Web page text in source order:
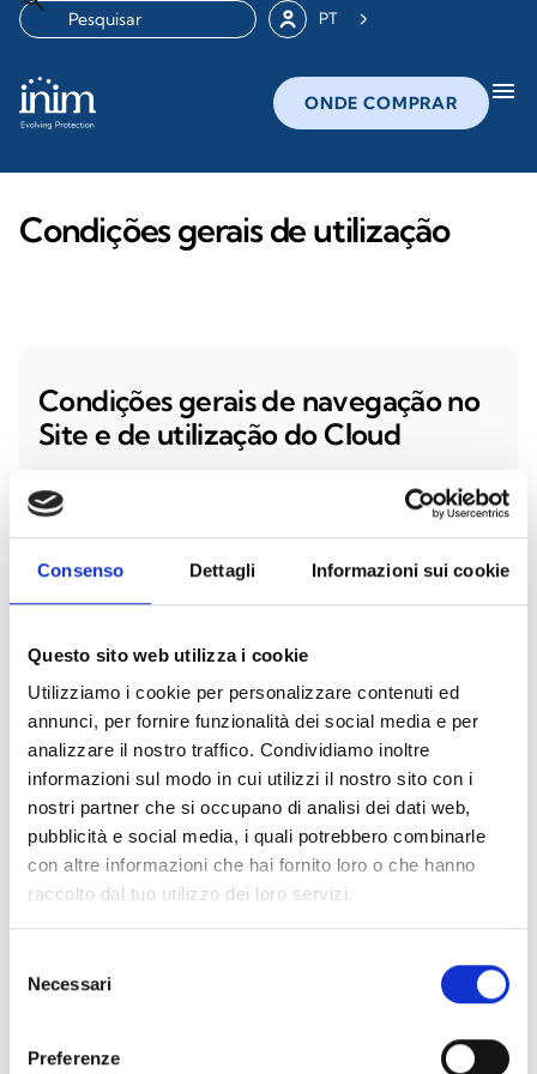
Consenso Dettagli Informazioni sui cookie
Questo sito web utilizza i cookie
Utilizziamo i cookie per personalizzare contenuti ed
annunci, per fornire funzionalità dei social media e per
analizzare il nostro traffico. Condividiamo inoltre
informazioni sul modo in cui utilizzi il nostro sito con i
nostri partner che si occupano di analisi dei dati web,
pubblicità e social media, i quali potrebbero combinarle
con altre informazioni che hai fornito loro o che hanno
raccolto dal tuo utilizzo dei loro servizi.
delNecessari
Preferenze
PT
ONDE COMPRAR menu
Condições gerais de utilização
Condições gerais de navegação no
Site e de utilização do Cloud
Leia o documento
Termos e condições de utilização -
App Inim Home
Leia o documento
Termos e condições de utilização -
Leia o documento